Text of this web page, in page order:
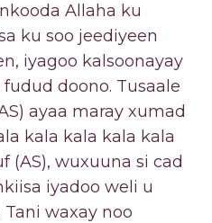
Allaha ku
ku soo jeediyeen
iyagoo kalsoonayay
doono. Tusaale
ayaa maray xumad
kala kala kala kala
(AS), wuxuuna si cad
iyadoo weli u
Tani waxay noo